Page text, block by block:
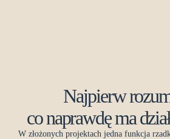
Najpierw
co naprawdę ma
W złożonych projektach jedna funkcja